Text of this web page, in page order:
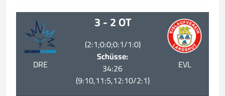
DRE
3 - 2 OT
(2:1;0:0;0:1/1:0)
Schüsse:
34:26
(9:10,11:5,12:10/2:1)
EVL